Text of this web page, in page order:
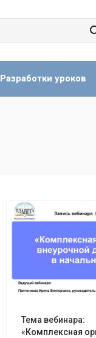
Разработки уроков
Открыть
Тема вебинара:
«Комплексная